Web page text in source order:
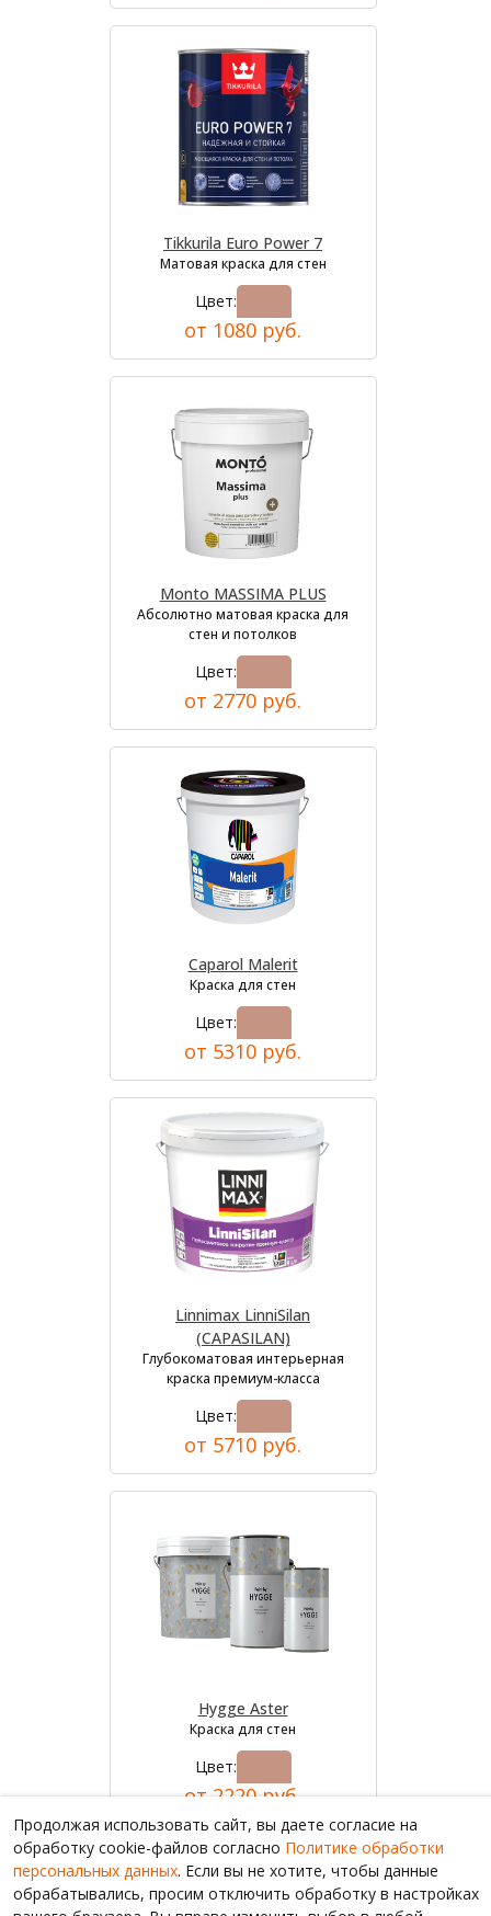
Tikkurila Euro Power 7
Матовая краска для стен
Цвет:
от 1080 руб.
Monto MASSIMA PLUS
Абсолютно матовая краска для
стен и потолков
Цвет:
от 2770 руб.
Caparol Malerit
Краска для стен
Цвет:
от 5310 руб.
Linnimax LinniSilan
(CAPASILAN)
Глубокоматовая интерьерная
краска премиум-класса
Цвет:
от 5710 руб.
Hygge Aster
Краска для стен
Цвет:
от 2220 руб.
Продолжая использовать сайт, вы даете согласие на
обработку cookie-файлов согласно Политике обработки
персональных данных. Если вы не хотите, чтобы данные
обрабатывались, просим отключить обработку в настройках